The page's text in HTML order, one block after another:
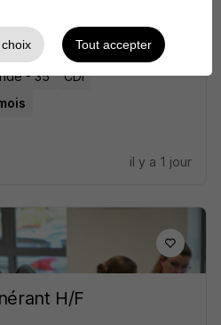
- 35
CDI
il y a 1 jour
H/F
Tout accepter